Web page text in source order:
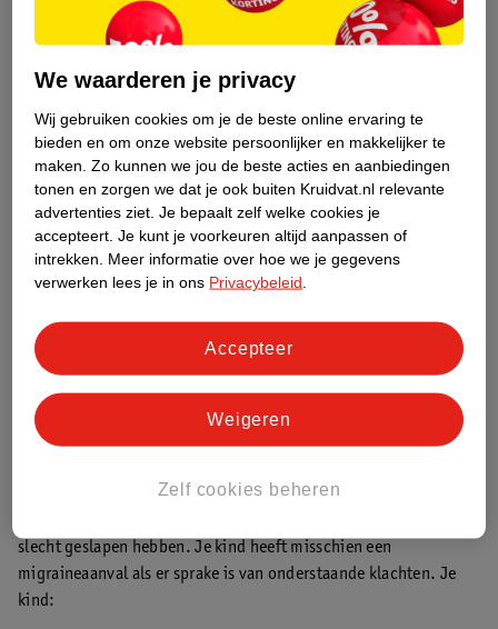
komt voor bij ongeveer één op de tien vrouwen. Meestal gaat het
om migraine zonder aura. Het kan ook dat je zowel buiten als
Zwangerschap en borstvoeding
Bij veel vrouwen verminderen de migraineaanvallen als ze
zwanger zijn of als ze borstvoeding geven. Soms krijgen
vrouwen dan zelfs helemaal geen aanvallen meer. Maar
andersom kan ook: dat je juist migraineaanvallen krijgt als je
zwanger bent. Als dat bij jou het geval is, neem dan contact op
met je (huis)arts.
De overgang
Als je in de
bent, kunnen de migraineaanvallen vaker
migraineaanvallen vaak weer.
Ook kinderen kunnen last hebben van een migraineaanval,
slecht geslapen hebben. Je kind heeft misschien een
migraineaanval als er sprake is van onderstaande klachten. Je
kind:
We waarderen je privacy
Wij gebruiken cookies om je de beste online ervaring te
bieden en om onze website persoonlijker en makkelijker te
maken. Zo kunnen we jou de beste acties en aanbiedingen
tonen en zorgen we dat je ook buiten Kruidvat.nl relevante
advertenties ziet. Je bepaalt zelf welke cookies je
accepteert. Je kunt je voorkeuren altijd aanpassen of
intrekken.
Meer informatie over hoe we je gegevens
verwerken lees je in ons Privacybeleid
Zelf cookies beheren
Weigeren
Accepteer